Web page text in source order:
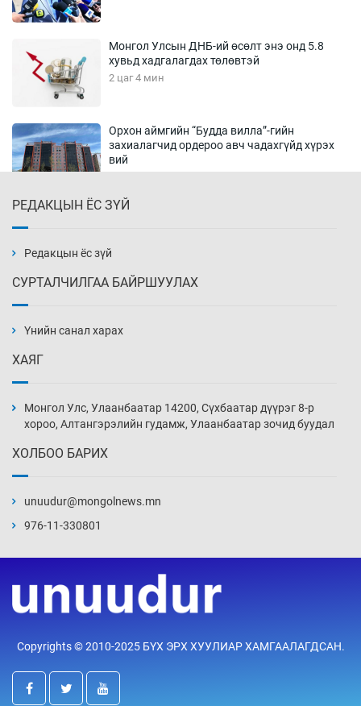
Монгол Улсын ДНБ-ий өсөлт энэ онд 5.8
хувьд хадгалагдах төлөвтэй
2 цаг 4 мин
Орхон аймгийн “Будда вилла”-гийн
захиалагчид ордероо авч чадахгүйд хүрэх
вий
3 цаг 34 мин
4 цаг 4 мин
2026-08-07
2026-08-07
халдвар дэгдэж болзошгүй
2026-08-07
РЕДАКЦЫН ЁС ЗҮЙ
Редакцын ёс зүй
СУРТАЛЧИЛГАА БАЙРШУУЛАХ
Үнийн санал харах
ХАЯГ
Монгол Улс, Улаанбаатар 14200, Сүхбаатар дүүрэг 8-р
хороо, Алтангэрэлийн гудамж, Улаанбаатар зочид буудал
ХОЛБОО БАРИХ
unuudur@mongolnews.mn
976-11-330801
Copyrights © 2010-2025 БҮХ ЭРХ ХУУЛИАР ХАМГААЛАГДСАН.